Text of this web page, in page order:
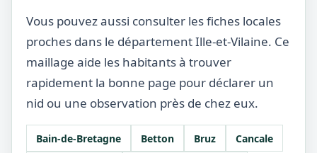
Vous pouvez aussi consulter les fiches locales
proches dans le département Ille-et-Vilaine. Ce
maillage aide les habitants à trouver
rapidement la bonne page pour déclarer un
nid ou une observation près de chez eux.
Bain-de-Bretagne Betton Bruz
Cancale